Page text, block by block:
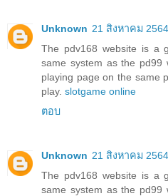
Unknown 21 สิงหาคม
The pdv168 website is a
same system as the pd99
playing page on the same
play. slotgame online
ตอบ
Unknown 21 สิงหาคม
The pdv168 website is a
same system as the pd99